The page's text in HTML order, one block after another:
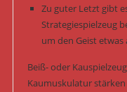
Zu guter Letzt gibt
Strategiespielzeug
um den Geist
Beiß- oder
Kaumuskulatur